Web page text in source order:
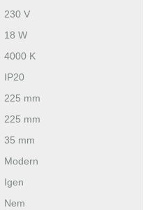
230 V
18 W
4000 K
IP20
225 mm
225 mm
35 mm
Modern
Igen
Nem